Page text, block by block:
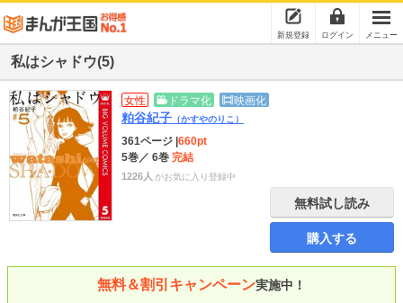
新規登録 ログイン メニュー
私はシャドウ(5)
女性 ドラマ化 映画化
粕谷紀子 （かすやのりこ）
361ページ 660pt
5巻／ 6巻 完結
1226人 がお気に入り登録中
無料試し読み
購入する
無料＆割引キャンペーン実施中！